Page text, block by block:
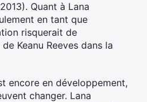
Quant à Lana
en tant que
risquerait de
Keanu Reeves dans la
encore en développement,
changer. Lana